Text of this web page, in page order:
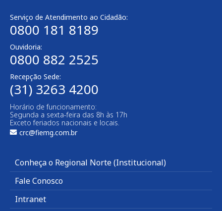
Serviço de Atendimento ao Cidadão:
0800 181 8189
Ouvidoria:
0800 882 2525
Recepção Sede:
(31) 3263 4200
Horário de funcionamento:
Segunda a sexta-feira das 8h às 17h
Exceto feriados nacionais e locais.
crc@fiemg.com.br
Conheça o Regional Norte (Institucional)
Fale Conosco
Intranet